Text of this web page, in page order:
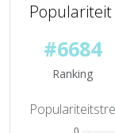
Populariteit
#6684
Ranking